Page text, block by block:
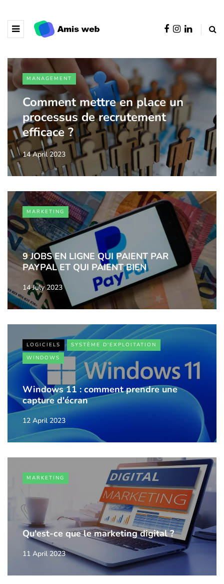
MANAGEMENT
Comment mettre en place un
processus de recrutement
efficace ?
14 April 2023
MARKETING
9 JOBS EN LIGNE QUI PAIENT PAR
PAYPAL ET QUI PAIENT BIEN
14 July 2023
LOGICIELS
SYSTÈME D'EXPLOITATION
WINDOWS
Windows 11 : comment prendre une
capture d'écran
12 April 2023
MARKETING
Qu'est-ce que le marketing digital ?
11 April 2023